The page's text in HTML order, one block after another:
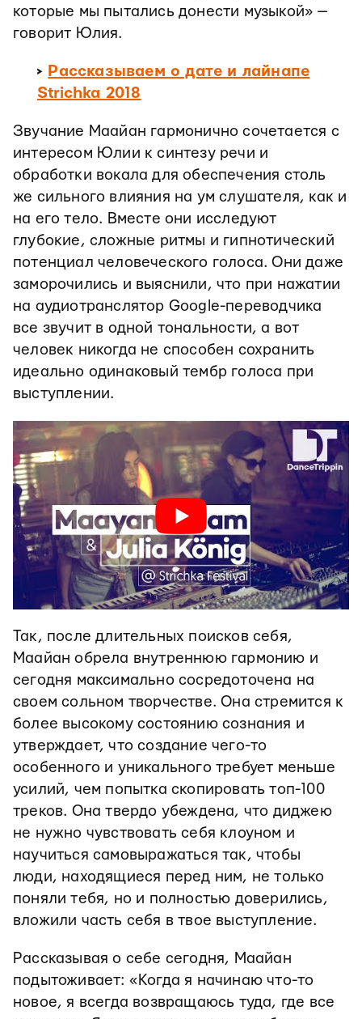
которые мы пытались донести музыкой» —
говорит Юлия.
> Рассказываем о дате и лайнапе
Strichka 2018
Звучание Маайан гармонично сочетается с
интересом Юлии к синтезу речи и
обработки вокала для обеспечения столь
же сильного влияния на ум слушателя, как и
на его тело. Вместе они исследуют
глубокие, сложные ритмы и гипнотический
потенциал человеческого голоса. Они даже
заморочились и выяснили, что при нажатии
на аудиотранслятор Google-переводчика
все звучит в одной тональности, а вот
человек никогда не способен сохранить
идеально одинаковый тембр голоса при
выступлении.
Так, после длительных поисков себя,
Маайан обрела внутреннюю гармонию и
сегодня максимально сосредоточена на
своем сольном творчестве. Она стремится к
более высокому состоянию сознания и
утверждает, что создание чего-то
особенного и уникального требует меньше
усилий, чем попытка скопировать топ-100
треков. Она твердо убеждена, что диджею
не нужно чувствовать себя клоуном и
научиться самовыражаться так, чтобы
люди, находящиеся перед ним, не только
поняли тебя, но и полностью доверились,
вложили часть себя в твое выступление.
Рассказывая о себе сегодня, Маайан
подытоживает: «Когда я начинаю что-то
новое, я всегда возвращаюсь туда, где все